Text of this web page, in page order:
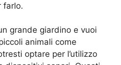
farlo.
grande giardino e vuoi
animali come
optare per l’utilizzo